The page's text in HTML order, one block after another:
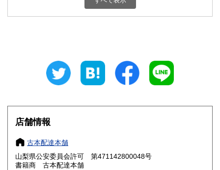
800円 三重県
大阪府
奈良県
鳥取県 800円 島根県
店舗情報
古本配達本舗
山梨県公安委員会許可 第471142800048号
書籍商 古本配達本舗